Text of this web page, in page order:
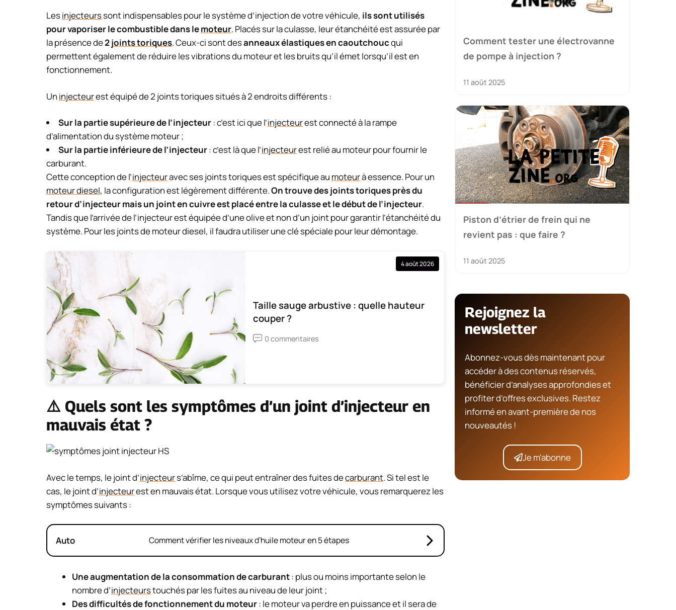
Lesinjecteurssont indispensables pour le système d’injection de votre véhicule, ils sont utilisés
pour vaporiser le combustible dans lemoteur. Placés sur la culasse, leur étanchéité est assurée par
la présence de2joints toriques. Ceux-ci sont desanneaux élastiques en caoutchoucqui
permettent également de réduire les vibrations du moteur et les bruits qu’il émet lorsqu’il est en
fonctionnement.
Un injecteurest équipé de 2 joints toriques situés à 2 endroits différents :
Sur la partie supérieure de l’injecteur: c’est ici que l’injecteurest connecté à la rampe
d’alimentation du système moteur ;
Sur la partie inférieure de l’injecteur: c’est là que l’injecteurest relié au moteur pour fournir le
carburant.
Cette conception de l’injecteuravec ses joints toriques est spécifique au moteurà essence. Pour un
moteur diesel, la configuration est légèrement différente.On trouve des joints toriques près du
retour d’injecteur mais un joint en cuivre est placé entre la culasse et le début de l’injecteur.
Tandis que l’arrivée de l’injecteur est équipée d’une olive et non d’un joint pour garantir l’étanchéité du
système. Pour les joints de moteur diesel, il faudra utiliser une clé spéciale pour leur démontage.
4 août 2026
Taille sauge arbustive : quelle hauteur
couper ?
0 commentaires
⚠️ Quels sont les symptômes d’un joint d’injecteur en
mauvais état ?
Avec le temps, le joint d’injecteurs’abîme, ce qui peut entraîner des fuites decarburant. Si tel est le
cas, le joint d’injecteurest en mauvais état. Lorsque vous utilisez votre véhicule, vous remarquerez les
symptômes suivants :
Auto Comment vérifier les niveaux d’huile moteur en 5 étapes
Une augmentation de la consommation de carburant: plus ou moins importante selon le
nombre d’injecteurstouchés par les fuites au niveau de leur joint ;
Des difficultés de fonctionnement du moteur: le moteur va perdre en puissance et il sera de
Comment tester une électrovanne
de pompe à injection ?
11 août 2025
Piston d’étrier de frein qui ne
revient pas : que faire ?
11 août 2025
Rejoignez la
newsletter
Abonnez-vous dès maintenant pour
accéder à des contenus réservés,
bénéficier d’analyses approfondies et
profiter d’offres exclusives. Restez
informé en avant-première de nos
nouveautés !
Je m'abonne